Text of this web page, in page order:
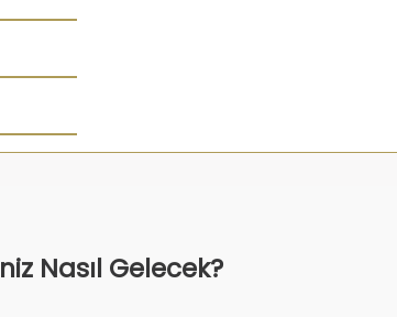
Nasıl Gelecek?